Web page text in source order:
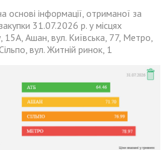
основі інформації, отриманої за
31.07.2026 р. у місцях
Ашан, вул. Київська, 77, Метро,
вул. Житній ринок, 1